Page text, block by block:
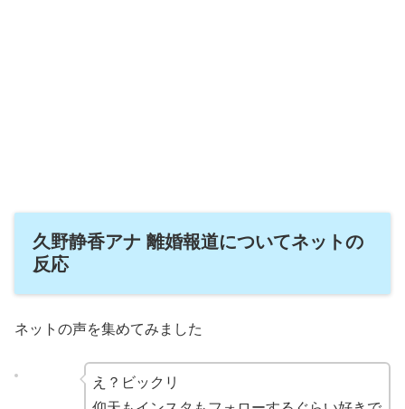
久野静香アナ 離婚報道についてネットの
反応
ネットの声を集めてみました
え？ビックリ